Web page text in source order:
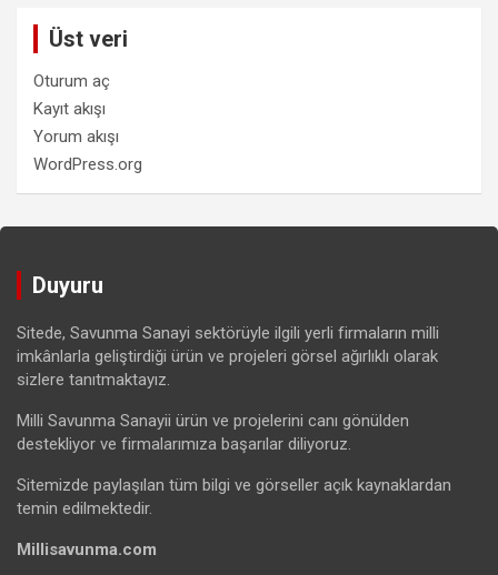
Üst veri
Oturum aç
Kayıt akışı
Yorum akışı
WordPress.org
Duyuru
Sitede, Savunma Sanayi sektörüyle ilgili yerli firmaların milli
imkânlarla geliştirdiği ürün ve projeleri görsel ağırlıklı olarak
sizlere tanıtmaktayız.
Milli Savunma Sanayii ürün ve projelerini canı gönülden
destekliyor ve firmalarımıza başarılar diliyoruz.
Sitemizde paylaşılan tüm bilgi ve görseller açık kaynaklardan
temin edilmektedir.
Millisavunma.com